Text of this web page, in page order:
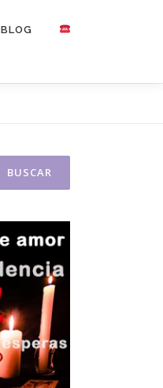
BLOG